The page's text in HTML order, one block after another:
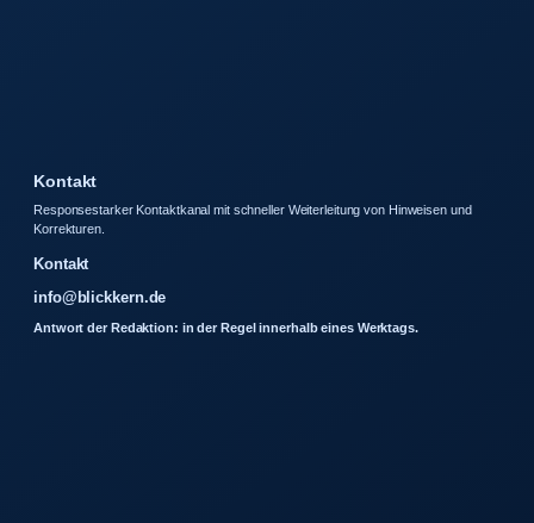
Kontakt
Responsestarker Kontaktkanal mit schneller Weiterleitung von Hinweisen und
Korrekturen.
Kontakt
info@blickkern.de
Antwort der Redaktion: in der Regel innerhalb eines Werktags.